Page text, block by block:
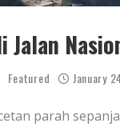
Jalan
Featured January
parah